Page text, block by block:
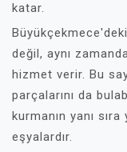
katar.
değil, aynı
hizmet verir. Bu
parçalarını da
kurmanın yanı
eşyalardır.